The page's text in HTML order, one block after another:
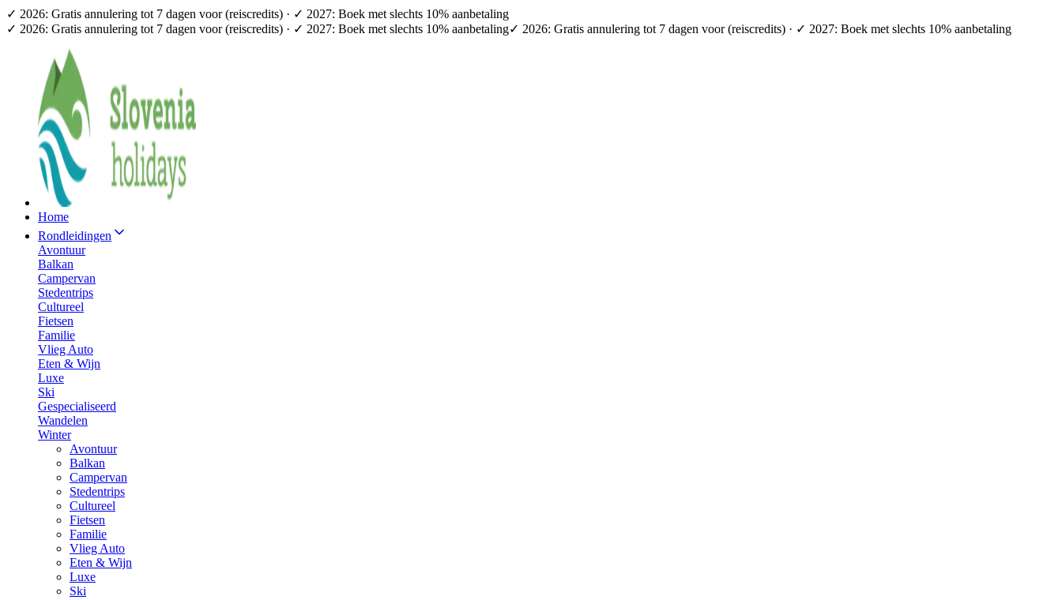
✓ 2026: Gratis annulering tot 7 dagen voor (reiscredits) · ✓ 2027: Boek met slechts 10% aanbetaling
✓ 2026: Gratis annulering tot 7 dagen voor (reiscredits) · ✓ 2027: Boek met slechts 10% aanbetaling✓ 2026: Gratis annulering tot 7 dagen voor (reiscredits) · ✓ 2027: Boek met slechts 10% aanbetaling
Home
Rondleidingen
Avontuur
Balkan
Campervan
Stedentrips
Cultureel
Fietsen
Familie
Vlieg Auto
Eten & Wijn
Luxe
Ski
Gespecialiseerd
Wandelen
Winter
Avontuur
Balkan
Campervan
Stedentrips
Cultureel
Fietsen
Familie
Vlieg Auto
Eten & Wijn
Luxe
Ski